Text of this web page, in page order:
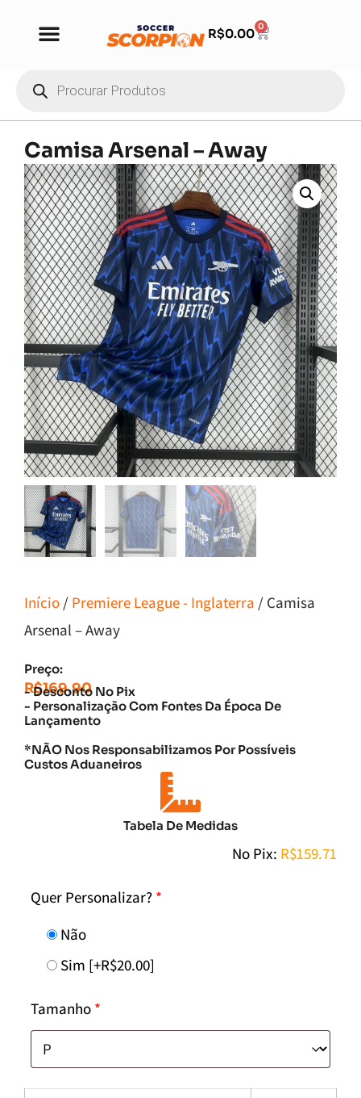
R$0.00 0
Camisa Arsenal – Away
Início / Premiere League - Inglaterra / Camisa
Arsenal – Away
Preço:
R$169.90
- Desconto No Pix
- Personalização Com Fontes Da Época De
Lançamento
*NÃO Nos Responsabilizamos Por Possíveis
Custos Aduaneiros
Tabela De Medidas
No Pix: R$159.71
Quer Personalizar? *
Não
Sim [+R$20.00]
Tamanho *